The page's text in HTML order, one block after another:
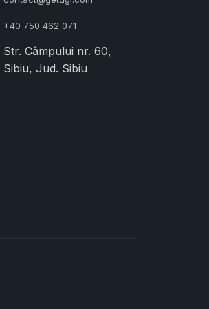
+40 750 462 071
Str. Câmpului nr. 60,
Sibiu, Jud. Sibiu